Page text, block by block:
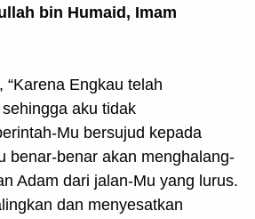
bin Humaid, Imam
“Karena Engkau telah
aku tidak
Mu bersujud kepada
benar-benar akan menghalang-
Adam dari jalan-Mu yang lurus.
dan menyesatkan